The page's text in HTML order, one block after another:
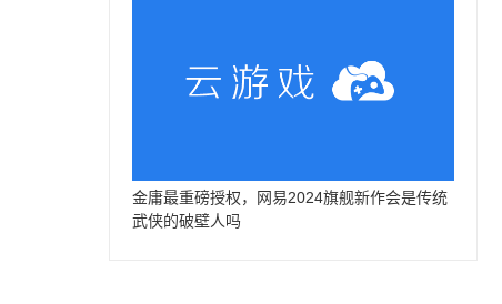
金庸最重磅授权，网易2024旗舰新作会是传统
武侠的破壁人吗